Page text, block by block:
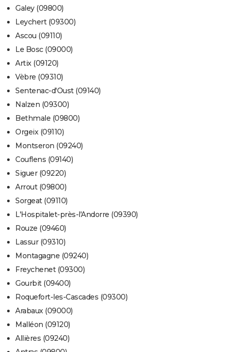
Galey (09800)
Leychert (09300)
Ascou (09110)
Le Bosc (09000)
Artix (09120)
Vèbre (09310)
Sentenac-d'Oust (09140)
Nalzen (09300)
Bethmale (09800)
Orgeix (09110)
Montseron (09240)
Couflens (09140)
Siguer (09220)
Arrout (09800)
Sorgeat (09110)
L'Hospitalet-près-l'Andorre (09390)
Rouze (09460)
Lassur (09310)
Montagagne (09240)
Freychenet (09300)
Gourbit (09400)
Roquefort-les-Cascades (09300)
Arabaux (09000)
Malléon (09120)
Allières (09240)